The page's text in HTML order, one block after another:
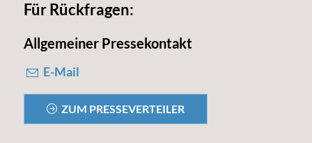
Für Rückfragen:
Allgemeiner Pressekontakt
E-Mail
ZUM PRESSEVERTEILER